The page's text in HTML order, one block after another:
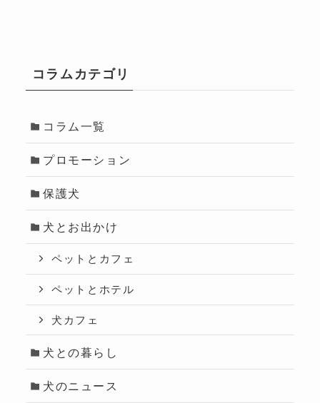
コラムカテゴリ
コラム一覧
プロモーション
保護犬
犬とお出かけ
ペットとカフェ
ペットとホテル
犬カフェ
犬との暮らし
犬のニュース